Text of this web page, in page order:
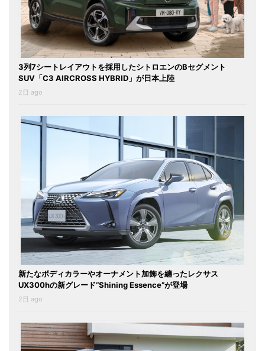
3列7シートレイアウトを採用したシトロエンのBセグメント
SUV「C3 AIRCROSS HYBRID」が日本上陸
2日 ago
新たなボディカラーやオーナメント加飾を纏ったレクサス
UX300hの新グレード“Shining Essence”が登場
2日 ago